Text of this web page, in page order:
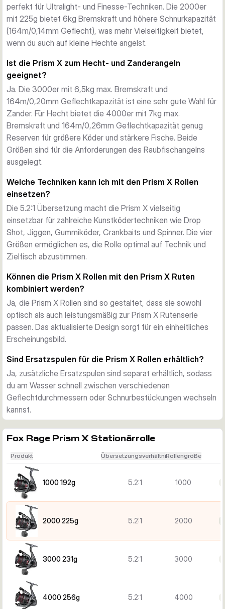
breites Spektrum an Kunstködertechniken geeignet — von
feinen Drop-Shot-Präsentationen bis hin zu gleichmäßigen
Einholbewegungen mit Spinnern und Gummiködern.
Vier Größen für jeden Einsatzzweck
Zielfisch und Technik:
1000 — 192g, 4,5kg max. Bremskraft, Geflechtkapazität
164m/0,08mm. Perfekt für leichtes Spinnfischen und
Barschangeln.
2000 — 225g, 6kg max. Bremskraft, Geflechtkapazität
164m/0,14mm. Ein vielseitiger Allrounder für Barsch und
leichteres Hechtangeln.
3000 — 231g, 6,5kg max. Bremskraft, Geflechtkapazität
164m/0,20mm. Ideal für Zander und mittleres
4000 — 256g, 7kg max. Bremskraft, Geflechtkapazität
164m/0,26mm. Ausgelegt für Hecht und schwereres
Kunstköderangeln.
Abgestimmt auf die Prism X Rutenserie
Das aktualisierte Prism X Design ergänzt perfekt die Prism X
Rutenserie und bietet dir ein aufeinander abgestimmtes
Setup mit einheitlicher Optik. Zusätzliche Ersatzspulen sind
separat erhältlich.
perfekt für Ultralight- und Finesse-Techniken. Die 2000er
mit 225g bietet 6kg Bremskraft und höhere Schnurkapazität
(164m/0,14mm Geflecht), was mehr Vielseitigkeit bietet,
wenn du auch auf kleine Hechte angelst.
Ist die Prism X zum Hecht- und Zanderangeln
geeignet?
Ja. Die 3000er mit 6,5kg max. Bremskraft und
164m/0,20mm Geflechtkapazität ist eine sehr gute Wahl für
Zander. Für Hecht bietet die 4000er mit 7kg max.
Bremskraft und 164m/0,26mm Geflechtkapazität genug
Reserven für größere Köder und stärkere Fische. Beide
Größen sind für die Anforderungen des Raubfischangelns
ausgelegt.
Welche Techniken kann ich mit den Prism X Rollen
einsetzen?
Die 5.2:1 Übersetzung macht die Prism X vielseitig
einsetzbar für zahlreiche Kunstködertechniken wie Drop
Shot, Jiggen, Gummiköder, Crankbaits und Spinner. Die vier
Größen ermöglichen es, die Rolle optimal auf Technik und
Zielfisch abzustimmen.
Können die Prism X Rollen mit den Prism X Ruten
kombiniert werden?
Ja, die Prism X Rollen sind so gestaltet, dass sie sowohl
optisch als auch leistungsmäßig zur Prism X Rutenserie
passen. Das aktualisierte Design sorgt für ein einheitliches
Erscheinungsbild.
Sind Ersatzspulen für die Prism X Rollen erhältlich?
Ja, zusätzliche Ersatzspulen sind separat erhältlich, sodass
du am Wasser schnell zwischen verschiedenen
Geflechtdurchmessern oder Schnurbestückungen wechseln
kannst.
Fox Rage Prism X Stationärrolle
Produkt ÜbersetzungsverhältnisRollengröße
1000 192g 5.2:1 1000
2000 225g 5.2:1 2000
3000 231g 5.2:1 3000
4000 256g 5.2:1 4000